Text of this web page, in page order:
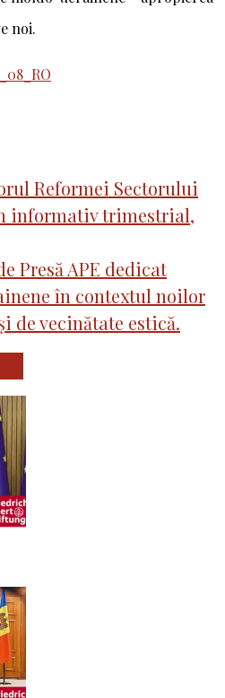
noi.
Reformei Sectorului
informativ trimestrial,
Presă APE dedicat
în contextul noilor
de vecinătate estică.